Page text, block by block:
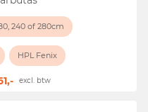
240 of 280cm
HPL Fenix
excl. btw